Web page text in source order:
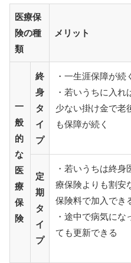
医療保
険の種
類
メリット
一
般
的
な
医
療
保
険
終
身
タ
イ
プ
・一生涯保障が続
・若いうちに入れ
少ない掛け金で老
も保障が続く
定
期
タ
イ
プ
・若いうちは終身
療保険よりも割安
保険料で加入でき
・途中で病気にな
ても更新できる